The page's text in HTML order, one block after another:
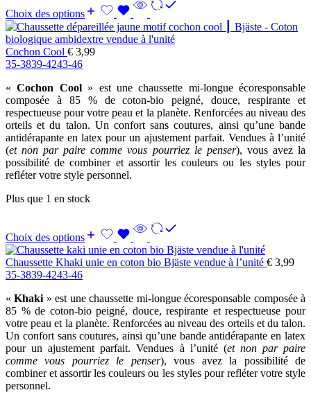
Choix des options
Cochon Cool € 3,99
35-3839-4243-46
«Cochon Cool» est une chaussette mi-longue écoresponsable
composée à 85 % de coton-bio peigné, douce, respirante et
respectueuse pour votre peau et la planète. Renforcées au niveau des
orteils et du talon. Un confort sans coutures, ainsi qu’une bande
antidérapante en latex pour un ajustement parfait. Vendues à l’unité
(et non par paire comme vous pourriez le penser), vous avez la
possibilité de combiner et assortir les couleurs ou les styles pour
refléter votre style personnel.
Plus que 1 en stock
Choix des options
Chaussette Khaki unie en coton bio Bjäste vendue à l’unité € 3,99
35-3839-4243-46
«Khaki » est une chaussette mi-longue écoresponsable composée à
85 % de coton-bio peigné, douce, respirante et respectueuse pour
votre peau et la planète. Renforcées au niveau des orteils et du talon.
Un confort sans coutures, ainsi qu’une bande antidérapante en latex
pour un ajustement parfait. Vendues à l’unité (et non par paire
comme vous pourriez le penser), vous avez la possibilité de
combiner et assortir les couleurs ou les styles pour refléter votre style
personnel.